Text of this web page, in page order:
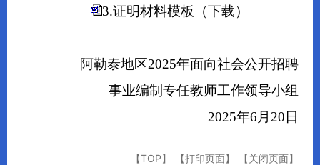
3.证明材料模板
（下载）
阿勒泰地区2025年面向社会公开招聘
事业编制专任教师工作领导小组
2025年6月20日
【TOP】 【打印页面】 【关闭页面】